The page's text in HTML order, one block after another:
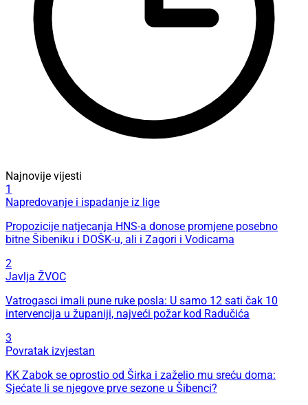
Najnovije vijesti
1
Napredovanje i ispadanje iz lige
Propozicije natjecanja HNS-a donose promjene posebno
bitne Šibeniku i DOŠK-u, ali i Zagori i Vodicama
2
Javlja ŽVOC
Vatrogasci imali pune ruke posla: U samo 12 sati čak 10
intervencija u županiji, najveći požar kod Radučića
3
Povratak izvjestan
KK Zabok se oprostio od Širka i zaželio mu sreću doma:
Sjećate li se njegove prve sezone u Šibenci?